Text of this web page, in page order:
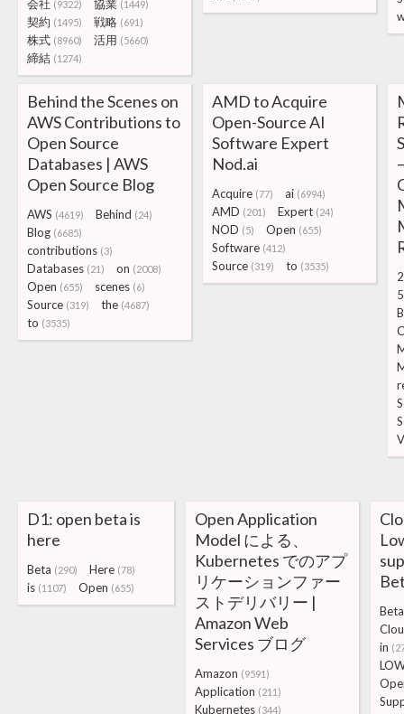
会社 (9322) 協業 (1449)
契約 (1495) 戦略 (691)
株式 (8960) 活用 (5660)
締結 (1274)
Behind the Scenes on
AWS Contributions to
Open Source
Databases | AWS
Open Source Blog
AWS (4619) Behind (24)
Blog (6685)
contributions (3)
Databases (21) on (2008)
Open (655) scenes (6)
Source (319) the (4687)
to (3535)
AMD to Acquire
Open-Source AI
Software Expert
Nod.ai
Acquire (77) ai (6994)
AMD (201) Expert (24)
NOD (5) Open (655)
Software (412)
Source (319) to (3535)
D1: open beta is
here
Beta (290) Here (78)
is (1107) Open (655)
Open Application
Model による、
Kubernetes でのアプ
リケーションファー
ストデリバリー |
Amazon Web
Services ブログ
Amazon (9591)
Application (211)
Kubernetes (344)
Beta
in